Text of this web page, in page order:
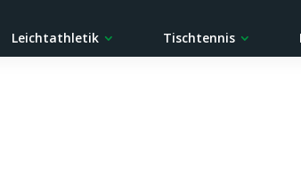
Leichtathletik Tischtennis